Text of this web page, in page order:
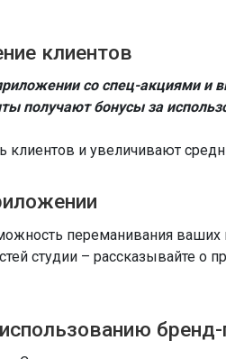
клиентов
со спец-акциями и
получают бонусы за
и увеличивают
переманивания ваших
студии – рассказывайте о